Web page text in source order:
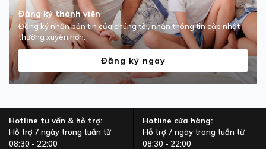
Đăng ký thành viên
Đăng ký nhận bản tin của chúng tôi, nhận thông tin cập nhật
thường xuyên hơn.
Đăng ký ngay
Hotline tư vấn & hỗ trợ:
Hỗ trợ 7 ngày trong tuần từ
08:30 - 22:00
Hotline cửa hàng:
Hỗ trợ 7 ngày trong tuần từ
08:30 - 22:00